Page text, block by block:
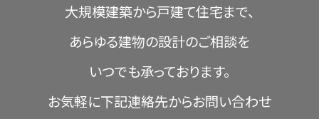
大規模建築から戸建て住宅まで、
あらゆる建物の設計のご相談を
いつでも承っております。
お気軽に下記連絡先からお問い合わせ